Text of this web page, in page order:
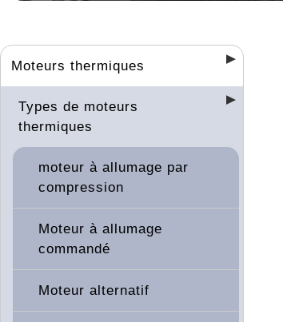
Moteurs thermiques
Types de moteurs
thermiques
moteur à allumage par
compression
Moteur à allumage
commandé
Moteur alternatif